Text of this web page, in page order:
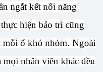
ngắt kết nối năng
hiện bảo trì cũng
mỗi ổ khó nhóm. Ngoài
nhân viên khác đều